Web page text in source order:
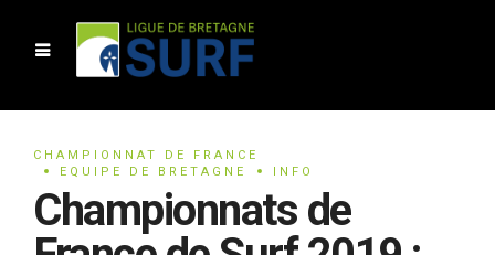
CHAMPIONNAT DE FRANCE
EQUIPE DE BRETAGNE
INFO
Championnats de